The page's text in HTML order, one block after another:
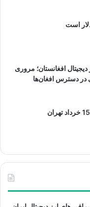
است
افغانستان؛ مروری
در دسترس افغان‌ها